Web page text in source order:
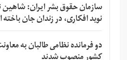
سازمان حقوق بشر ایران:
نوید افکاری، در زندان جان
دو فرمانده نظامی طالبان به